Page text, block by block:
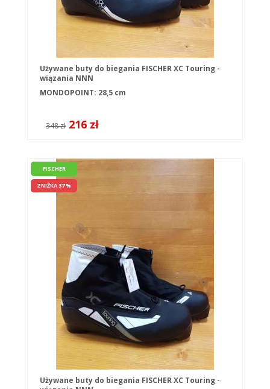
Używane buty do biegania FISCHER XC Touring -
wiązania NNN
MONDOPOINT: 28,5 cm
348 zł 216 zł
FISCHER
ZNIŻKA 37 %
Używane buty do biegania FISCHER XC Touring -